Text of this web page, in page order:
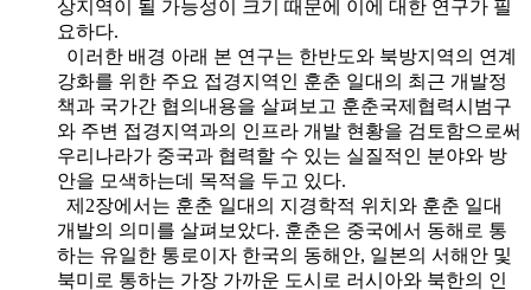
상지역이 될 가능성이 크기 때문에 이에 대한 연구가 필
요하다.
이러한 배경 아래 본 연구는 한반도와 북방지역의 연계
강화를 위한 주요 접경지역인 훈춘 일대의 최근 개발정
책과 국가간 협의내용을 살펴보고 훈춘국제협력시범구
와 주변 접경지역과의 인프라 개발 현황을 검토함으로써
우리나라가 중국과 협력할 수 있는 실질적인 분야와 방
안을 모색하는데 목적을 두고 있다.
제2장에서는 훈춘 일대의 지경학적 위치와 훈춘 일대
개발의 의미를 살펴보았다. 훈춘은 중국에서 동해로 통
하는 유일한 통로이자 한국의 동해안, 일본의 서해안 및
북미로 통하는 가장 가까운 도시로 러시아와 북한의 인